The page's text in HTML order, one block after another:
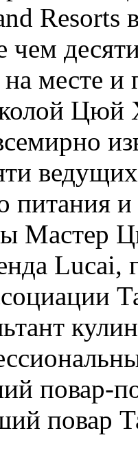
Resorts
чем
месте и
Цюй
питания
Мастер
повар-
повар